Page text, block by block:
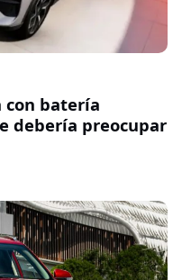
con batería
debería preocupar